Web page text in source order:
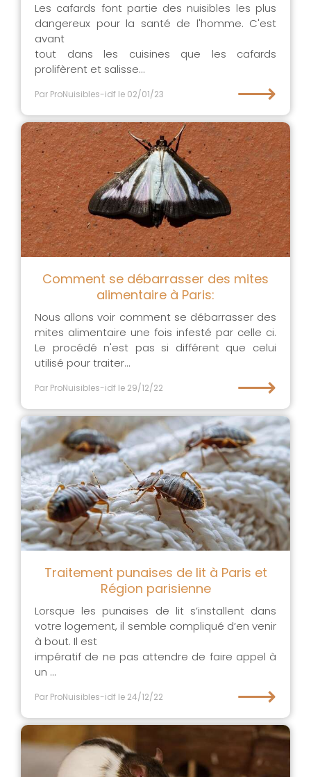
Les cafards font partie des nuisibles les plus
dangereux pour la santé de l'homme. C'est
avant
tout dans les cuisines que les cafards
prolifèrent et salisse...
Par ProNuisibles-idf le 02/01/23 ⟶
Comment se débarrasser des mites
alimentaire à Paris:
Nous allons voir comment se débarrasser des
mites alimentaire une fois infesté par celle ci.
Le procédé n'est pas si différent que celui
utilisé pour traiter...
Par ProNuisibles-idf le 29/12/22 ⟶
Traitement punaises de lit à Paris et
Région parisienne
Lorsque les punaises de lit s’installent dans
votre logement, il semble compliqué d’en venir
à bout. Il est
impératif de ne pas attendre de faire appel à
un ...
Par ProNuisibles-idf le 24/12/22 ⟶